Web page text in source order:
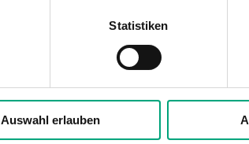
Statistiken
Auswahl erlauben
120x40x112 mm
Luft, nicht brennbare und nicht
0...10 V oder 4...20 mA